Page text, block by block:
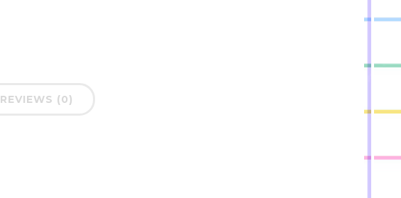
REVIEWS (0)